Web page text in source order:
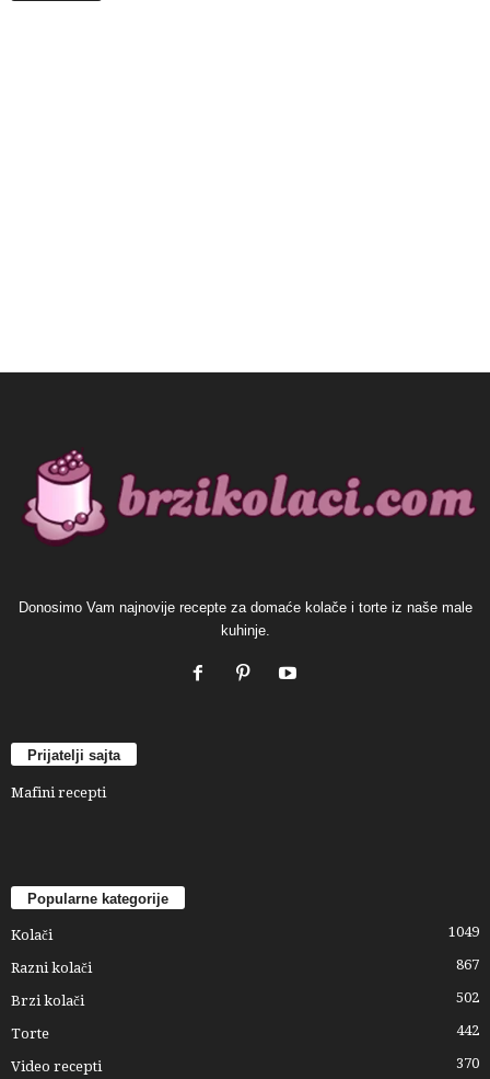
Donosimo Vam najnovije recepte za domaće kolače i torte iz naše male
kuhinje.
Prijatelji sajta
Mafini recepti
Popularne kategorije
Kolači 1049
Razni kolači 867
Brzi kolači 502
Torte 442
Video recepti 370